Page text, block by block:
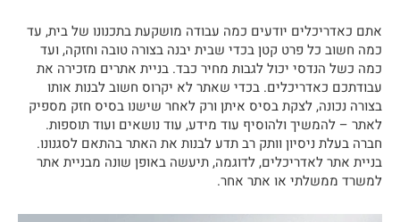
אתם כאדריכלים יודעים כמה עבודה מושקעת בתכנונו של בית, עד
כמה חשוב כל פרט קטן בכדי שבית יבנה בצורה טובה וחזקה, ועד
כמה כשל הנדסי יכול לגבות מחיר כבד. בניית אתרים מזכירה את
עבודתכם כאדריכלים. בכדי שאתר לא יקרוס חשוב לבנות אותו
בצורה נכונה, לצקת בסיס איתן ורק לאחר שישנו בסיס חזק מספיק
לאתר – להמשיך ולהוסיף עוד מידע, עוד נושאים ועוד תוספות.
חברה בעלת ניסיון וותק רב תדע לבנות את האתר בהתאם לסגנונו.
בניית אתר לאדריכלים, לדוגמה, תיעשה באופן שונה מבניית אתר
למשרד ממשלתי או אתר אחר.